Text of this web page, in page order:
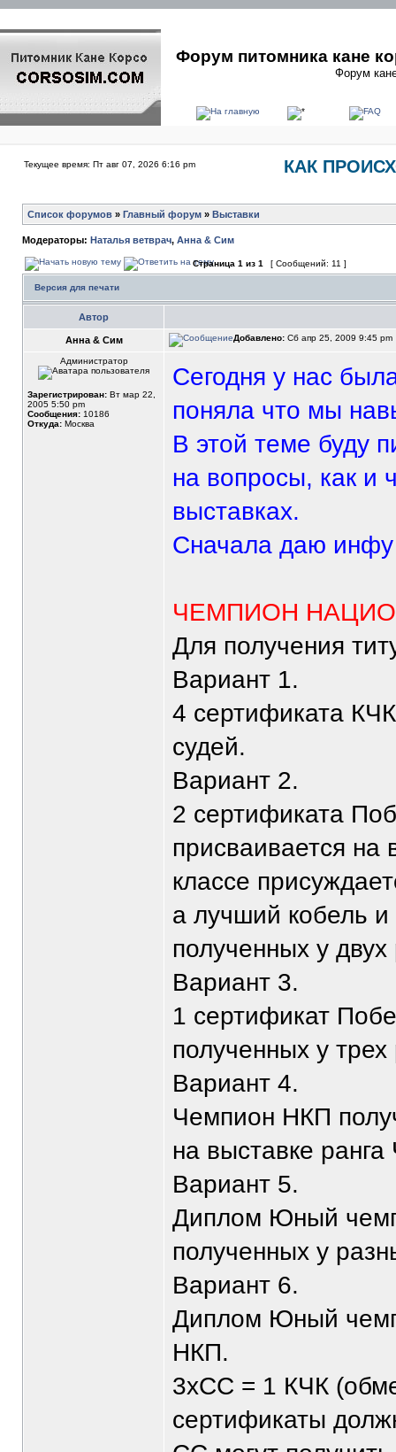
Форум питомника кане
Форум
Текущее время: Пт авг 07, 2026 6:16 pm КАК
Список форумов » Главный форум » Выставки
Модераторы: Наталья ветврач, Анна & Сим
Страница 1 из 1 [ Сообщений: 11 ]
Версия для печати
Автор
Анна & Сим Добавлено: Сб апр 25, 2009 9:45 pm
Администратор
Зарегистрирован: Вт мар 22,
2005 5:50 pm
Сообщения: 10186
Откуда: Москва
Сегодня у нас
поняла что мы
В этой теме буду
на вопросы, как и
выставках.
Сначала даю
ЧЕМПИОН
Для получения
Вариант 1.
4 сертификата
судей.
Вариант 2.
2 сертификата
присваивается на
классе
а лучший кобель
полученных у
Вариант 3.
1 сертификат
полученных у
Вариант 4.
Чемпион НКП
на выставке ранга
Вариант 5.
Диплом Юный
полученных у
Вариант 6.
Диплом Юный
НКП.
3хСС = 1 КЧК
сертификаты